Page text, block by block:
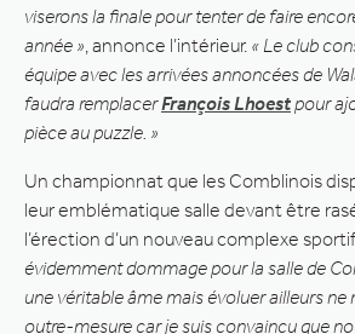
viserons la finale pour tenter de faire
année » , annonce l’intérieur. « Le club
équipe avec les arrivées annoncées de
faudra remplacerFrançois Lhoestpour
pièce au puzzle. »
Un championnat que les Comblinois
leur emblématique salle devant être
l’érection d’un nouveau complexe
évidemment dommage pour la salle de
une véritable âme mais évoluer ailleurs ne
outre-mesure car je suis convaincu que